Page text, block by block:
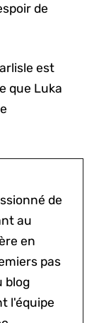
de
est
que Luka
de
au
en
pas
blog
l'équipe